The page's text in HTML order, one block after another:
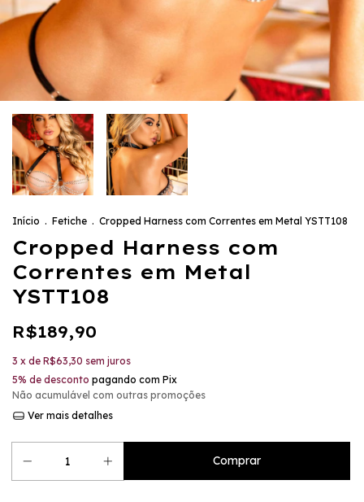
Início . Fetiche . Cropped Harness com Correntes em Metal YSTT108
Cropped Harness com
Correntes em Metal
YSTT108
R$189,90
3 x de R$63,30 sem juros
5% de desconto pagando com Pix
Não acumulável com outras promoções
Ver mais detalhes